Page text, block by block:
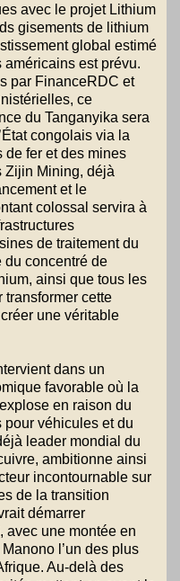
avec le projet Lithium
gisements de lithium
global estimé
américains est prévu.
par FinanceRDC et
ce
du Tanganyika sera
congolais via la
de fer et des mines
Zijin Mining, déjà
et le
colossal servira à
de traitement du
du concentré de
ainsi que tous les
cette
une véritable
dans un
favorable où la
en raison du
pour véhicules et du
leader mondial du
ambitionne ainsi
incontournable sur
de la transition
démarrer
avec une montée en
l’un des plus
Au-delà des